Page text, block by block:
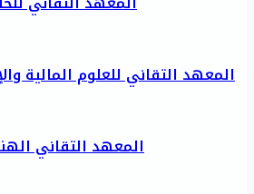
المعهد التقاني للعلوم المالية
المعهد التقاني